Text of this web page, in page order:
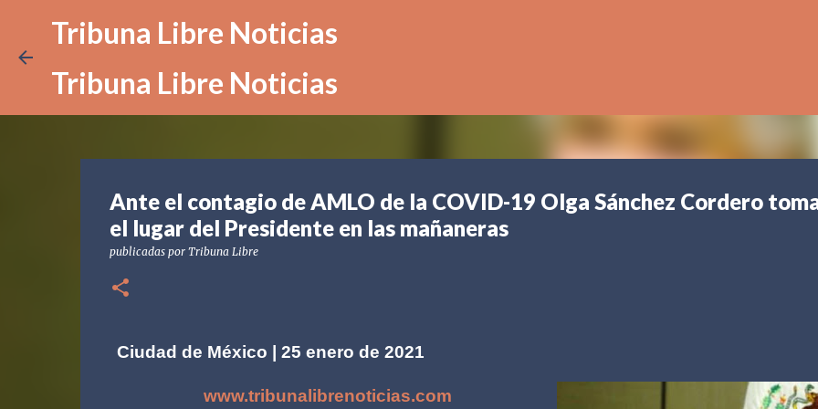
Tribuna Libre Noticias
Tribuna Libre Noticias
Ante el contagio de AMLO de la COVID-19 Olga Sánchez Cordero
el lugar del Presidente en las mañaneras
publicadas por Tribuna Libre
Ciudad de México | 25 enero de 2021
www.tribunalibrenoticias.com